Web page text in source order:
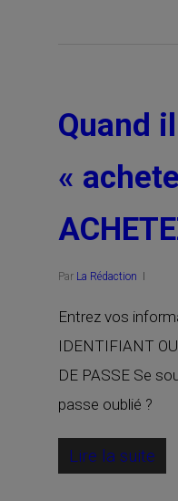
Quand
«
Par La Rédaction
Entrez vos
IDENTIFIANT
DE PASSE Se
passe oublié ?
Lire la suite